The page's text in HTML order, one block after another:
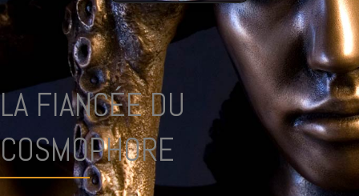
LA FIANCÉE DU
COSMOPHORE